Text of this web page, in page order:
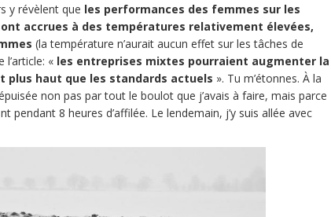
y révèlent que les performances des femmes sur les
accrues à des températures relativement élevées,
(la température n’aurait aucun effet sur les tâches de
« les entreprises mixtes pourraient augmenter la
haut que les standards actuels ». Tu m’étonnes. À la
non pas par tout le boulot que j’avais à faire, mais parce
pendant 8 heures d’affilée. Le lendemain, j’y suis allée avec